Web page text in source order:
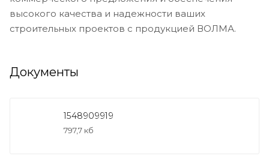
высокого качества и надежности ваших
строительных проектов с продукцией ВОЛМА.
Документы
1548909919
797,7 кб